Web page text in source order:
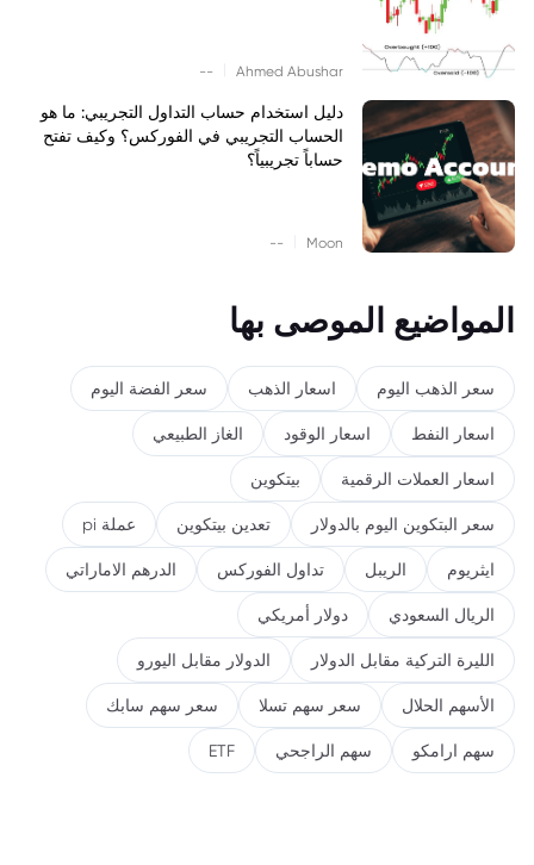
Ahmed Abushar
--
دليل استخدام حساب التداول التجريبي: ما هو
الحساب التجريبي في الفوركس؟ وكيف تفتح
حساباً تجريبياً؟
Moon
--
المواضيع الموصى بها
سعر الذهب اليوم اسعار الذهب سعر الفضة اليوم
اسعار النفط اسعار الوقود الغاز الطبيعي
اسعار العملات الرقمية بيتكوين
سعر البتكوين اليوم بالدولار تعدين بيتكوين عملة pi
ايثريوم الريبل تداول الفوركس الدرهم الاماراتي
الريال السعودي دولار أمريكي
الليرة التركية مقابل الدولار الدولار مقابل اليورو
الأسهم الحلال سعر سهم تسلا سعر سهم سابك
سهم ارامكو سهم الراجحي ETF